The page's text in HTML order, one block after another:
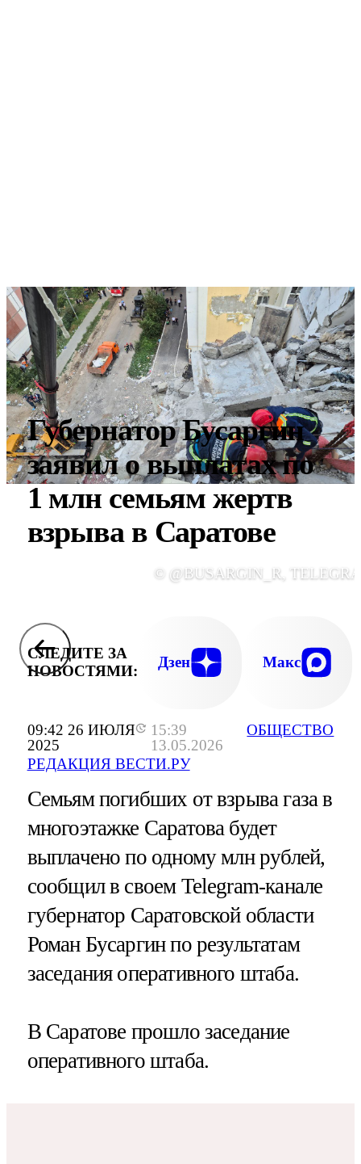
09:42 26 ИЮЛЯ
2025
15:39
13.05.2026
РЕДАКЦИЯ ВЕСТИ.РУ
ОБЩЕСТВО
Губернатор Бусаргин
заявил о выплатах по
1 млн семьям жертв
взрыва в Саратове
© @BUSARGIN_R,
СЛЕДИТЕ ЗА
НОВОСТЯМИ:
Дзен Макс
Семьям погибших от взрыва газа в
многоэтажке Саратова будет
выплачено по одному млн рублей,
сообщил в своем Telegram-канале
губернатор Саратовской области
Роман Бусаргин по результатам
заседания оперативного штаба.
В Саратове прошло заседание
оперативного штаба.